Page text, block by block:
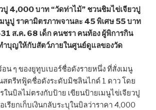
ปู 4,000 บาท “วัดท่าไม้” ชวนชิมไข่เจียวปู
นูปู ราคามิตรภาพจานละ 45 พิเศษ 55 บาท
ส.ค. 68 เด็ก คนชรา คนท้อง ผู้พิการกิน
ำบุญให้กับสัตว์ภายในศูนย์ดูแลของวัด
น ๆ ของยูทูบเบอร์ชื่อดังรายหนึ่ง ที่สั่งเมนู
สตรีทฟู้ดชื่อดังระดับมิชลินไกด์ 1 ดาว โดย
ในบิลไม่ตรงกับป้าย เขียนป้ายเมนูไข่เจียวปู
รียกเก็บเงินกลับระบุในบิลว่าราคา 4,000